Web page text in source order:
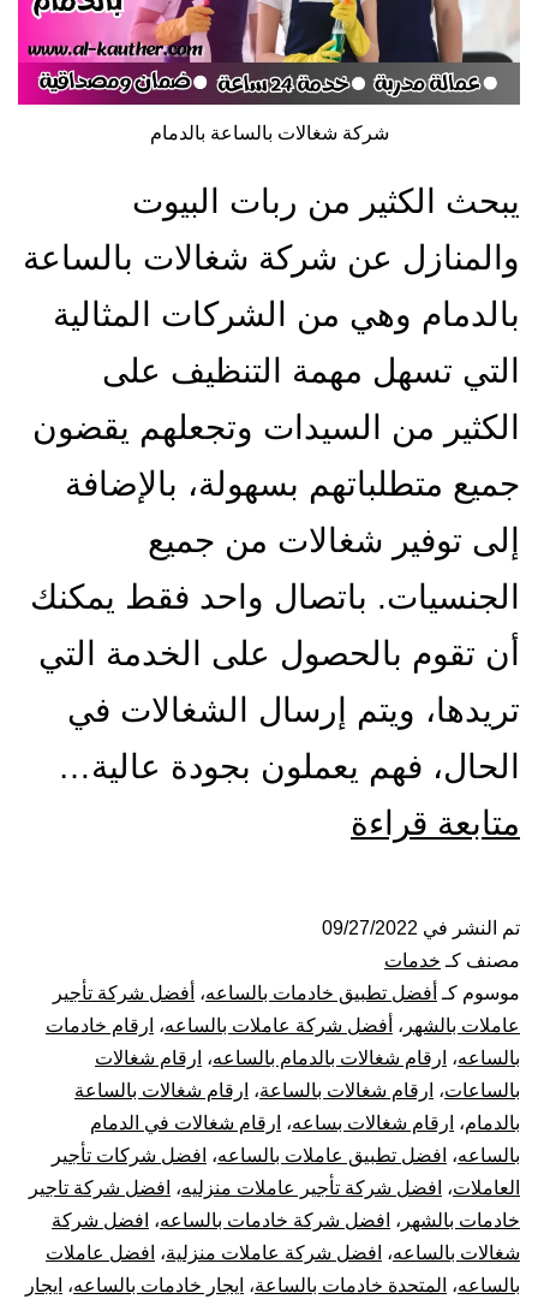
شركة شغالات بالساعة بالدمام
يبحث الكثير من ربات البيوت
والمنازل عن شركة شغالات بالساعة
بالدمام وهي من الشركات المثالية
التي تسهل مهمة التنظيف على
الكثير من السيدات وتجعلهم يقضون
جميع متطلباتهم بسهولة، بالإضافة
إلى توفير شغالات من جميع
الجنسيات. باتصال واحد فقط يمكنك
أن تقوم بالحصول على الخدمة التي
تريدها، ويتم إرسال الشغالات في
الحال، فهم يعملون بجودة عالية…
متابعة قراءة
بالساعة
بالدمام
تم النشر في 09/27/2022
مصنف كـ خدمات
موسوم كـ أفضل تطبيق خادمات بالساعه، أفضل شركة تأجير
عاملات بالشهر ، أفضل شركة عاملات بالساعه، ارقام خادمات
بالساعه، ارقام شغالات بالدمام بالساعه، ارقام شغالات
بالساعات، ارقام شغالات بالساعة، ارقام شغالات بالساعة
بالدمام، ارقام شغالات بساعه، ارقام شغالات في الدمام
بالساعه، افضل تطبيق عاملات بالساعه، افضل شركات تأجير
العاملات، افضل شركة تأجير عاملات منزليه، افضل شركة تاجير
خادمات بالشهر ، افضل شركة خادمات بالساعه، افضل شركة
شغالات بالساعه، افضل شركة عاملات منزلية، افضل عاملات
بالساعه، المتحدة خادمات بالساعة، ايجار خادمات بالساعه، ايجار